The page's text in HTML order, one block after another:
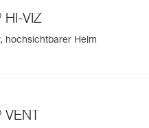
HI-VIZ
hochsichtbarer Helm
VENT